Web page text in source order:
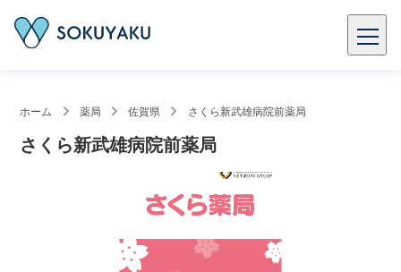
ホーム 薬局 佐賀県 さくら新武雄病院前薬局
さくら新武雄病院前薬局